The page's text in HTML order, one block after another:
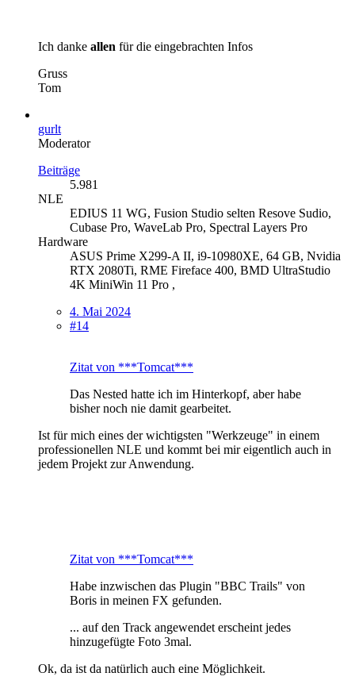
Ich danke allen für die eingebrachten Infos
Gruss
Tom
gurlt
Moderator
Beiträge
5.981
NLE
EDIUS 11 WG, Fusion Studio selten Resove Sudio,
Cubase Pro, WaveLab Pro, Spectral Layers Pro
Hardware
ASUS Prime X299-A II, i9-10980XE, 64 GB, Nvidia
RTX 2080Ti, RME Fireface 400, BMD UltraStudio
4K MiniWin 11 Pro ,
4. Mai 2024
#14
Zitat von ***Tomcat***
Das Nested hatte ich im Hinterkopf, aber habe
bisher noch nie damit gearbeitet.
Ist für mich eines der wichtigsten "Werkzeuge" in einem
professionellen NLE und kommt bei mir eigentlich auch in
jedem Projekt zur Anwendung.
Zitat von ***Tomcat***
Habe inzwischen das Plugin "BBC Trails" von
Boris in meinen FX gefunden.
... auf den Track angewendet erscheint jedes
hinzugefügte Foto 3mal.
Ok, da ist da natürlich auch eine Möglichkeit.